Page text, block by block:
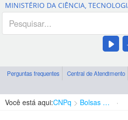
MINISTÉRIO DA CIÊNCIA,
Perguntas frequentes Central de Atendimento
Você está aqui:CNPq Bolsas e Auxílios Vigentes